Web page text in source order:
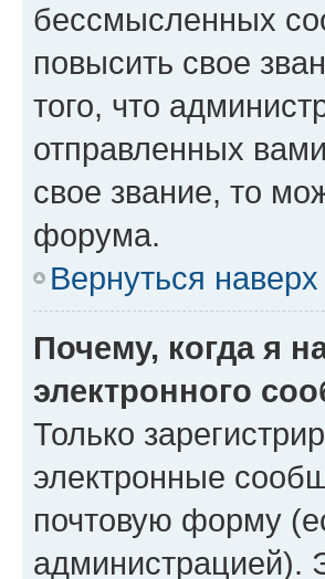
бессмысленных
повысить свое
того, что
отправленных
свое звание, то
форума.
Вернуться наверх
Почему, когда я
электронного
Только
электронные
почтовую форму
администрацией).